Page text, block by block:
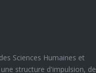
Sciences Humaines et
structure d'impulsion, de